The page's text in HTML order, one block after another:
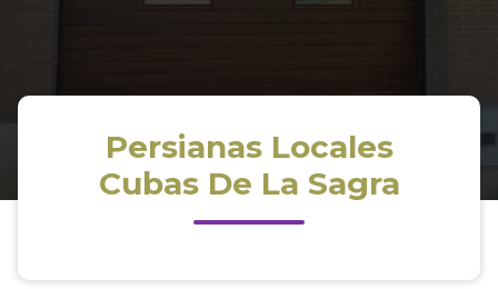
Persianas Locales
Cubas De La Sagra